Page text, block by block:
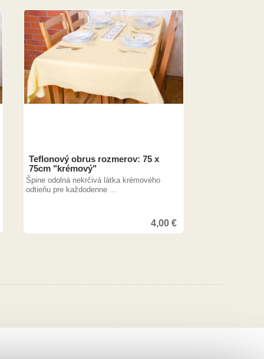
Teflonový obrus rozmerov: 75 x
75cm "krémový"
Špine odolná nekrčivá látka krémového
odtieňu pre každodenne ...
4,00€